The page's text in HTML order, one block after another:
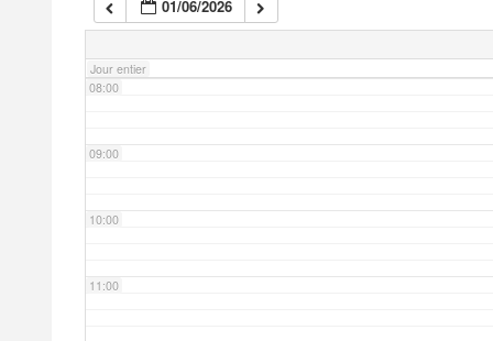
01/06/2026
Jour entier
07:00
08:00
09:00
10:00
11:00